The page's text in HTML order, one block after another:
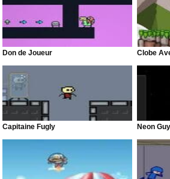
Don de Joueur Clobe
Capitaine Fugly Neon Guy